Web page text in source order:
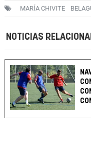
MARÍA CHIVITE
NOTICIAS